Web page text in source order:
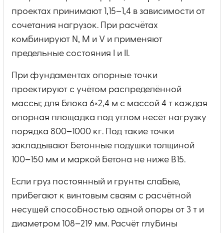
проектах принимают 1,15–1,4 в зависимости от
сочетания нагрузок. При расчётах
комбинируют N, M и V и применяют
предельные состояния I и II.
При фундаментах опорные точки
проектируют с учётом распределённой
массы; для блока 6×2,4 м с массой 4 т каждая
опорная площадка под углом несёт нагрузку
порядка 800–1000 кг. Под такие точки
закладывают бетонные подушки толщиной
100–150 мм и маркой бетона не ниже B15.
Если груз постоянный и грунты слабые,
прибегают к винтовым сваям с расчётной
несущей способностью одной опоры от 3 т и
диаметром 108–219 мм. Расчёт глубины